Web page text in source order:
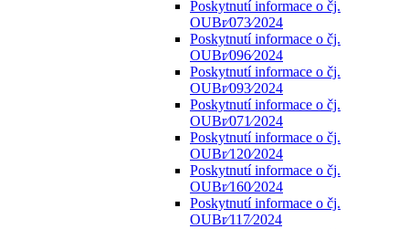
Poskytnutí informace o čj.
OUBr⁄073⁄2024
Poskytnutí informace o čj.
OUBr⁄096⁄2024
Poskytnutí informace o čj.
OUBr⁄093⁄2024
Poskytnutí informace o čj.
OUBr⁄071⁄2024
Poskytnutí informace o čj.
OUBr⁄120⁄2024
Poskytnutí informace o čj.
OUBr⁄160⁄2024
Poskytnutí informace o čj.
OUBr⁄117⁄2024